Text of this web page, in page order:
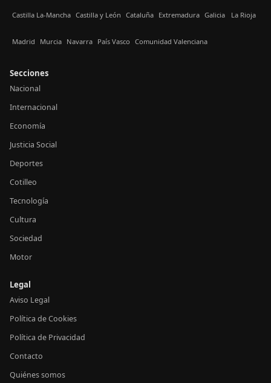
Castilla La-Mancha Castilla y León Cataluña Extremadura Galicia La Rioja
Madrid Murcia Navarra País Vasco Comunidad Valenciana
Secciones
Nacional
Internacional
Economía
Justicia Social
Deportes
Cotilleo
Tecnología
Cultura
Sociedad
Motor
Legal
Aviso Legal
Política de Cookies
Política de Privacidad
Contacto
Quiénes somos